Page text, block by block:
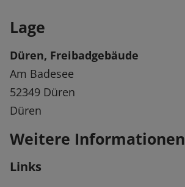
Lage
Düren, Freibadgebäude
Am Badesee
52349 Düren
Düren
Weitere Informationen
Links